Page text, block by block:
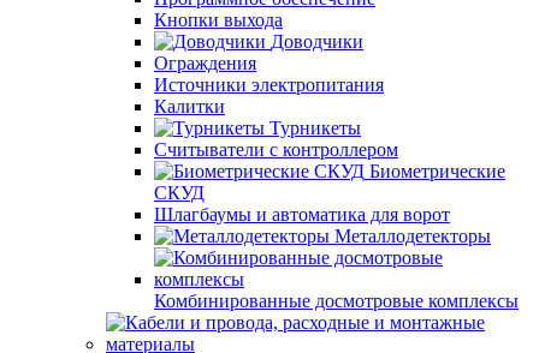
Кнопки выхода
Доводчики
Ограждения
Источники электропитания
Калитки
Турникеты
Считыватели с контроллером
Биометрические
СКУД
Шлагбаумы и автоматика для ворот
Металлодетекторы
Комбинированные досмотровые комплексы